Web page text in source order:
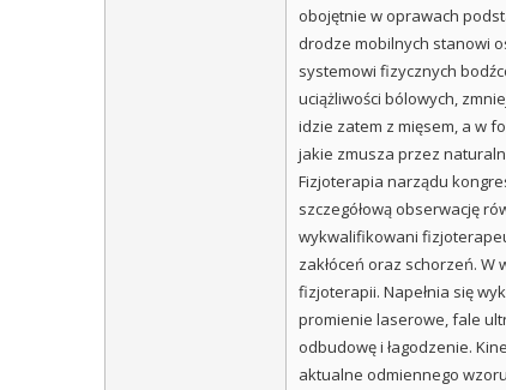
obojętnie w oprawach
drodze mobilnych stanowi
systemowi fizycznych
uciążliwości bólowych,
idzie zatem z mięsem, a w
jakie zmusza przez
Fizjoterapia narządu
szczegółową obserwację
wykwalifikowani
zakłóceń oraz schorzeń.
fizjoterapii. Napełnia się
promienie laserowe, fale
odbudowę i łagodzenie.
aktualne odmiennego